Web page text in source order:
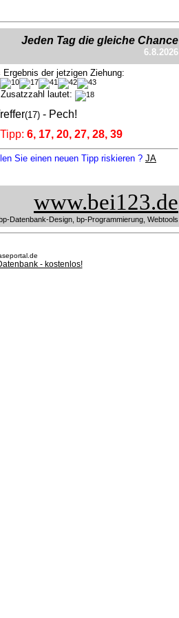
Jeden Tag die gleiche Chance
6.8.2026
Ergebnis der jetzigen Ziehung:
lautet:
(17) - Pech!
Tipp: 6, 17, 20, 27, 28, 39
Sie einen neuen Tipp riskieren ? JA
www.bei123.de
Datenbank-Design, bp-Programmierung, Webtools
- kostenlos!